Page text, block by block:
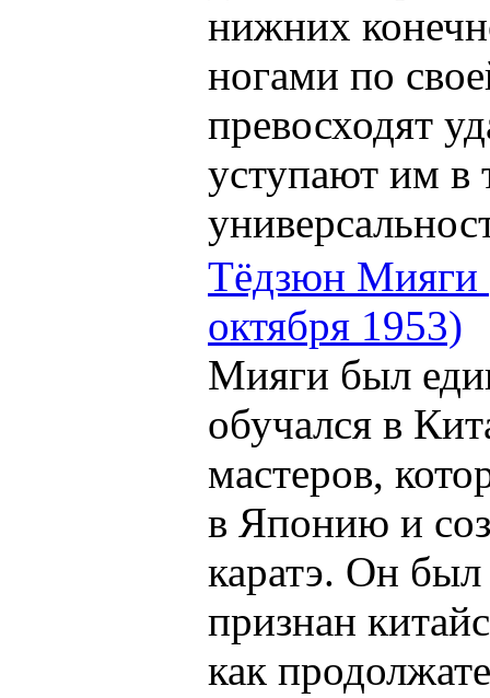
нижних
ногами по
превосходят
уступают им в
Тёдзюн Мияги
октября 1953)
Мияги был
обучался в
мастеров,
в Японию и
каратэ. Он
признан
как